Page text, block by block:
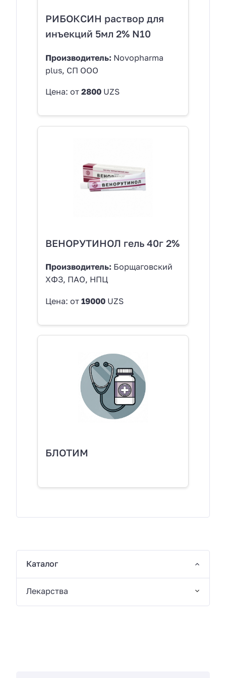
РИБОКСИН раствор для
инъекций 5мл 2% N10
Производитель: Novopharma
plus, СП ООО
Цена: от 2800 UZS
ВЕНОРУТИНОЛ гель 40г 2%
Производитель: Борщаговский
ХФЗ, ПАО, НПЦ
Цена: от 19000 UZS
БЛОТИМ
Каталог
Лекарства